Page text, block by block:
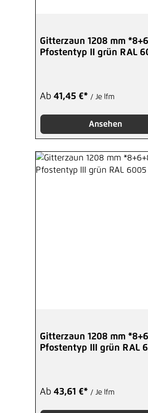
Gitterzaun 1208 mm
Pfostentyp II grün RAL
Ab 41,45 €* / Je lfm
Ansehen
Gitterzaun 1208 mm
Pfostentyp III grün RAL
Ab 43,61 €* / Je lfm